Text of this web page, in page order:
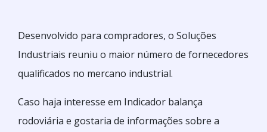
Desenvolvido para compradores, o Soluções
Industriais reuniu o maior número de fornecedores
qualificados no mercano industrial.
Caso haja interesse em Indicador balança
rodoviária e gostaria de informações sobre a